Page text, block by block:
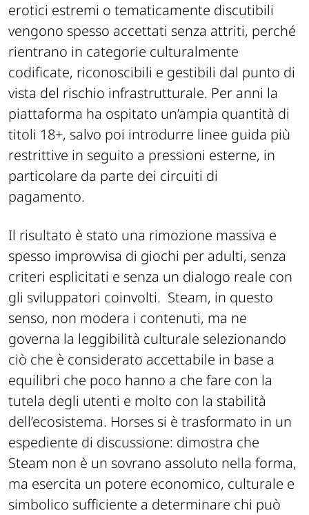
erotici estremi o tematicamente discutibili
vengono spesso accettati senza attriti, perché
rientrano in categorie culturalmente
codificate, riconoscibili e gestibili dal punto di
vista del rischio infrastrutturale. Per anni la
piattaforma ha ospitato un’ampia quantità di
titoli 18+, salvo poi introdurre linee guida più
restrittive in seguito a pressioni esterne, in
particolare da parte dei circuiti di
pagamento.
Il risultato è stato una rimozione massiva e
spesso improvvisa di giochi per adulti, senza
criteri esplicitati e senza un dialogo reale con
gli sviluppatori coinvolti. Steam, in questo
senso, non modera i contenuti, ma ne
governa la leggibilità culturale selezionando
ciò che è considerato accettabile in base a
equilibri che poco hanno a che fare con la
tutela degli utenti e molto con la stabilità
dell’ecosistema. Horses si è trasformato in un
espediente di discussione: dimostra che
Steam non è un sovrano assoluto nella forma,
ma esercita un potere economico, culturale e
simbolico sufficiente a determinare chi può